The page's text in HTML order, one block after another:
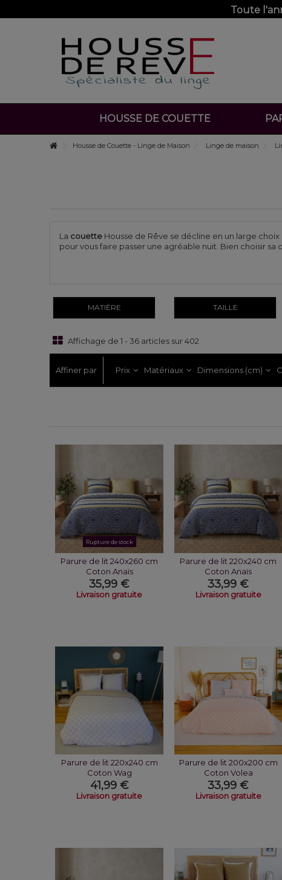
Toute
HOUSSE DE COUETTE
Housse de Couette - Linge de Maison Linge de maison
La couette Housse de Rêve se décline en un large
pour vous faire passer une agréable nuit. Bien choisir
MATIÈRE TAILLE
Affichage de 1 - 36 articles sur 402
Affiner par Prix Matériaux Dimensions (cm)
Rupture de stock
Parure de lit 240x260 cm
Coton Anaïs
35,99 €
Livraison gratuite
Parure de lit 220x240 cm
Coton Anaïs
33,99 €
Livraison gratuite
Parure de lit 220x240 cm
Coton Wag
41,99 €
Livraison gratuite
Parure de lit 200x200 cm
Coton Volea
33,99 €
Livraison gratuite